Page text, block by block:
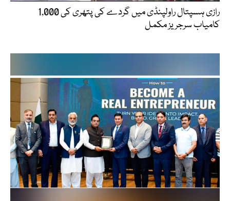
رازی ہسپتال راولپنڈی میں گردے کی پتھری کی 1,000
کامیاب سرجریز مکمل